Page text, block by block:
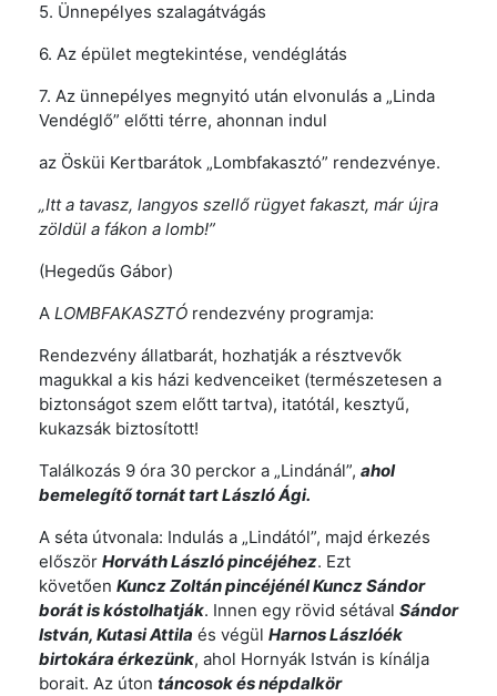
5. Ünnepélyes szalagátvágás
6. Az épület megtekintése, vendéglátás
7. Az ünnepélyes megnyitó után elvonulás a „Linda
Vendéglő” előtti térre, ahonnan indul
az Ösküi Kertbarátok „Lombfakasztó” rendezvénye.
„Itt a tavasz, langyos szellő rügyet fakaszt, már újra
zöldül a fákon a lomb!”
(Hegedűs Gábor)
A LOMBFAKASZTÓ rendezvény programja:
Rendezvény állatbarát, hozhatják a résztvevők
magukkal a kis házi kedvenceiket (természetesen a
biztonságot szem előtt tartva), itatótál, kesztyű,
kukazsák biztosított!
Találkozás 9 óra 30 perckor a „Lindánál”, ahol
bemelegítő tornát tart László Ági.
A séta útvonala: Indulás a „Lindától”, majd érkezés
először Horváth László pincéjéhez. Ezt
követően Kuncz Zoltán pincéjénél Kuncz Sándor
borát is kóstolhatják. Innen egy rövid sétával Sándor
István, Kutasi Attila és végül Harnos Lászlóék
birtokára érkezünk, ahol Hornyák István is kínálja
borait. Az úton táncosok és népdalkör